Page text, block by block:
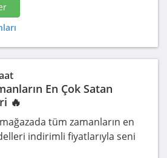
En Çok Satan
🔥
tüm zamanların en
indirimli fiyatlarıyla seni